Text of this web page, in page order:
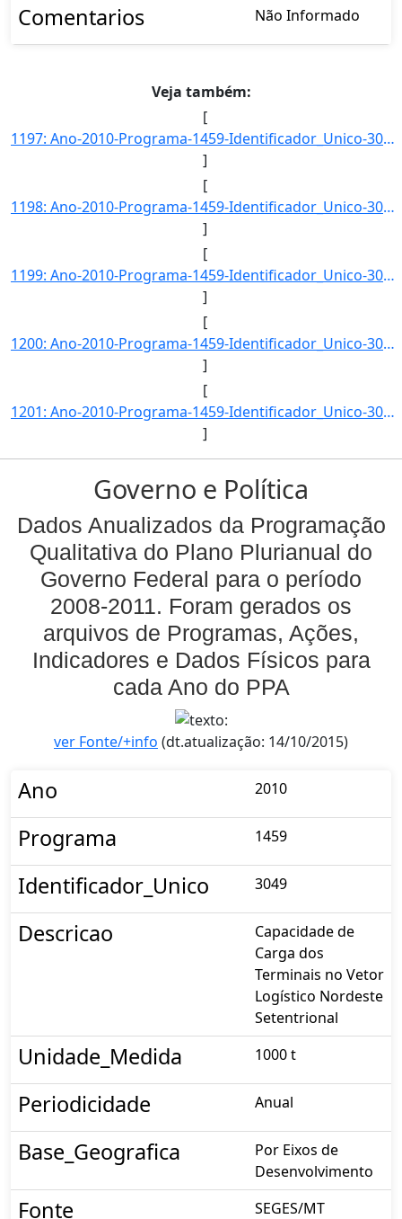
Comentarios Não Informado
Veja também:
[
1197: Ano-2010-Programa-1459-Identificador_Unico-3049-Descricao-Capacidade_de_Carga_dos_Terminais_no_Vetor]
]
[
1198: Ano-2010-Programa-1459-Identificador_Unico-3050-Descricao-Fluxo_Maximo_de_Veiculos_por_Rodovia_no_Ve]
]
[
1199: Ano-2010-Programa-1459-Identificador_Unico-3051-Descricao-Tempo_Medio_de_Espera_para_Transbordo_no_V]
]
[
1200: Ano-2010-Programa-1459-Identificador_Unico-3052-Descricao-Tempo_Medio_de_Transbordo_Unitario_no_Veto]
]
[
1201: Ano-2010-Programa-1459-Identificador_Unico-3053-Descricao-Tempo_Medio_de_Percurso_no_Vetor_Logistico]
]
Governo e Política
Dados Anualizados da Programação
Qualitativa do Plano Plurianual do
Governo Federal para o período
2008-2011. Foram gerados os
arquivos de Programas, Ações,
Indicadores e Dados Físicos para
cada Ano do PPA
ver Fonte/+info (dt.atualização: 14/10/2015)
Ano 2010
Programa 1459
Identificador_Unico 3049
Descricao
Capacidade de
Carga dos
Terminais no Vetor
Logístico Nordeste
Setentrional
Unidade_Medida 1000 t
Periodicidade Anual
Base_Geografica
Por Eixos de
Desenvolvimento
Fonte SEGES/MT